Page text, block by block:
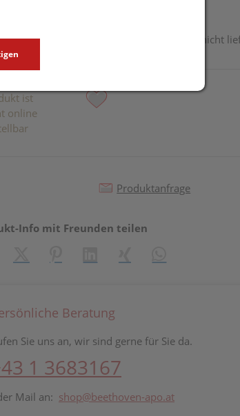
Dieses Produkt ist derzeit vom Hersteller nicht
ist
online
Produktanfrage
Info mit Freunden teilen
Beratung
Sie uns an, wir sind gerne für Sie da.
1 3683167
Mail an: shop@beethoven-apo.at